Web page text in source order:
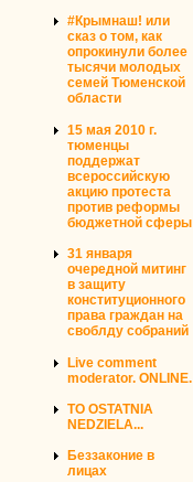
#Крымнаш! или
сказ о том, как
опрокинули более
тысячи молодых
семей Тюменской
области
15 мая 2010 г.
тюменцы
поддержат
всероссийскую
акцию протеста
против реформы
бюджетной сферы
31 января
очередной митинг
в защиту
конституционного
права граждан на
своблду собраний
Live comment
moderator. ONLINE.
TO OSTATNIA
NEDZIELA...
Беззаконие в
лицах